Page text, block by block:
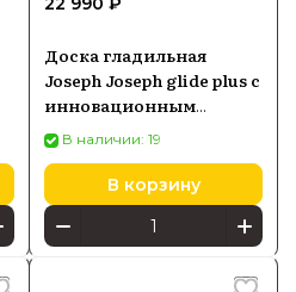
Доска гладильная
Joseph Joseph glide plus с
инновационным
чехлом (50006)
В наличии: 19
В корзину